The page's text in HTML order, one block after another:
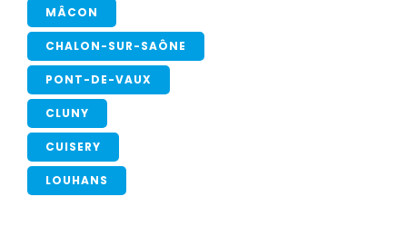
MÂCON
CHALON-SUR-SAÔNE
PONT-DE-VAUX
CLUNY
CUISERY
LOUHANS